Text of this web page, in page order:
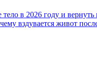
в 2026 году и
вздувается живот